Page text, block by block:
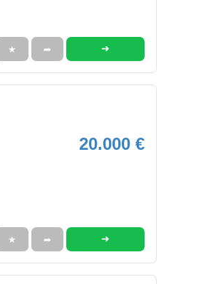
★ ➦ ➜
20.000 €
★ ➦ ➜